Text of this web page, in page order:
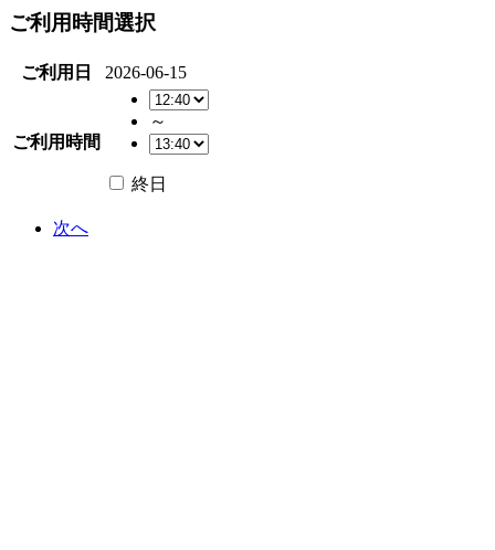
ご利用時間選択
ご利用日 2026-06-15
ご利用時間
～
終日
次へ